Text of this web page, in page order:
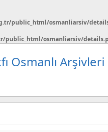
public_html/osmanliarsiv/
public_html/osmanliarsiv/
Osmanlı